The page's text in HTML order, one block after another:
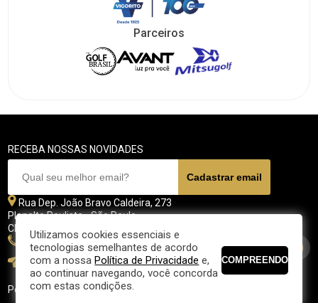
Parceiros
RECEBA NOSSAS NOVIDADES
Rua Dep. João Bravo Caldeira, 273
Planalto Paulista - São Paulo
CEP 04071 - 045
11 5070-4700
fpgolfe@fpgolfe.com.br
Política de privacidade
Utilizamos cookies essenciais e
tecnologias semelhantes de acordo
com a nossaPolítica de Privacidade e,
ao continuar navegando, você concorda
com estas condições.